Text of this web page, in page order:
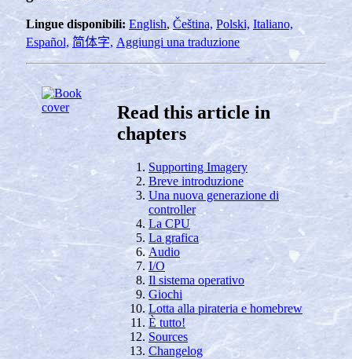
Lingue disponibili: English, Čeština, Polski, Italiano,
Español, 简体字, Aggiungi una traduzione
Read this article in
chapters
Supporting Imagery
Breve introduzione
Una nuova generazione di
controller
La CPU
La grafica
Audio
I/O
Il sistema operativo
Giochi
Lotta alla pirateria e homebrew
È tutto!
Sources
Changelog